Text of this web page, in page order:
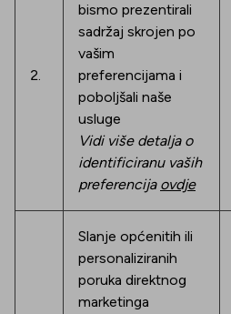
2.
bismo prezentirali
sadržaj skrojen po
vašim
preferencijama i
poboljšali naše
usluge
Vidi više detalja o
identificiranu vaših
preferencija ovdje
Slanje općenitih ili
personaliziranih
poruka direktnog
marketinga